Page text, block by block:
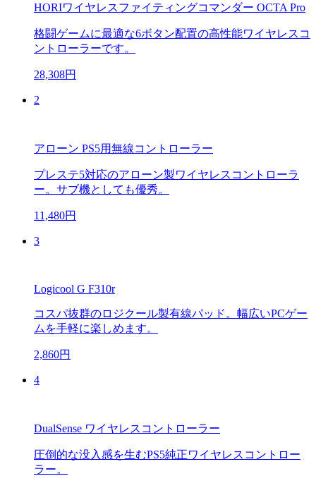
HORIワイヤレスファイティングコマンダー OCTA Pro
格闘ゲームに最適な6ボタン配置の高性能ワイヤレスコ
ントローラーです。
28,308円
2
アローン PS5用無線コントローラー
プレステ5対応のアローン製ワイヤレスコントローラ
ー。サブ機としても優秀。
11,480円
3
Logicool G F310r
コスパ抜群のロジクール製有線パッド。幅広いPCゲー
ムを手軽に楽しめます。
2,860円
4
DualSense ワイヤレスコントローラー
圧倒的な没入感を生むPS5純正ワイヤレスコントロー
ラー。